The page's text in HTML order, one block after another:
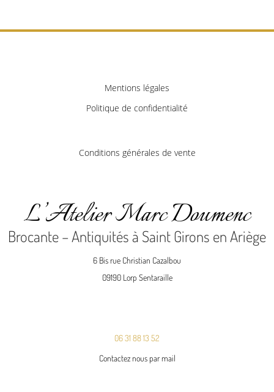
Mentions légales
Politique de confidentialité
Conditions générales de vente
L’Atelier Marc Doumenc
Brocante – Antiquités à Saint Girons en Ariège
6 Bis rue Christian Cazalbou
09190 Lorp Sentaraille
06 31 88 13 52
Contactez nous par mail